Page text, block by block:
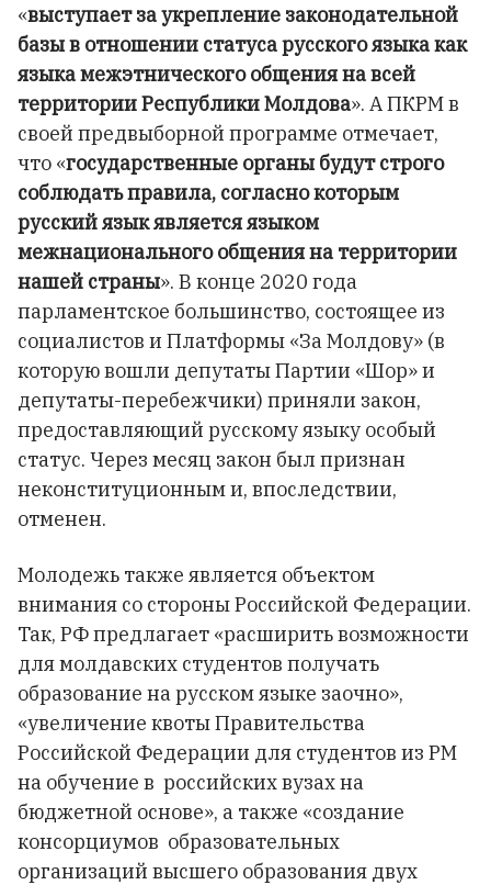
«выступает за укрепление законодательной
базы в отношении статуса русского языка как
языка межэтнического общения на всей
территории Республики Молдова». А ПКРМ в
своей предвыборной программе отмечает,
что «государственные органы будут строго
соблюдать правила, согласно которым
русский язык является языком
межнационального общения на территории
нашей страны». В конце 2020 года
парламентское большинство, состоящее из
социалистов и Платформы «За Молдову» (в
которую вошли депутаты Партии «Шор» и
депутаты-перебежчики) приняли закон,
предоставляющий русскому языку особый
статус. Через месяц закон был признан
неконституционным и, впоследствии,
отменен.
Молодежь также является объектом
внимания со стороны Российской Федерации.
Так, РФ предлагает «расширить возможности
для молдавских студентов получать
образование на русском языке заочно»,
«увеличение квоты Правительства
Российской Федерации для студентов из РМ
на обучение в российских вузах на
бюджетной основе», а также «создание
консорциумов образовательных
организаций высшего образования двух